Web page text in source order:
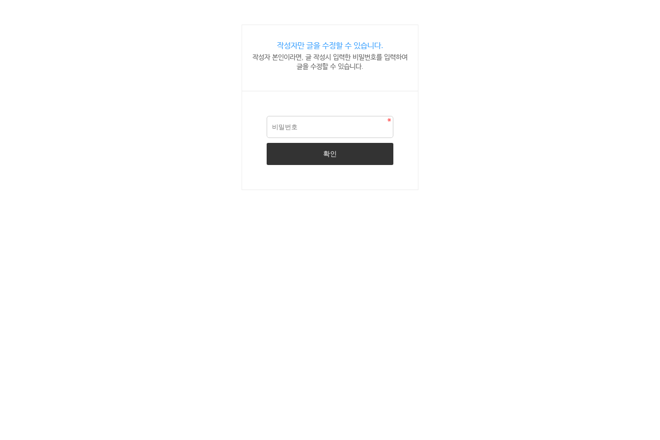
작성자만 글을 수정할 수 있습니다.
작성자 본인이라면, 글 작성시 입력한 비밀번호를 입력하여
글을 수정할 수 있습니다.